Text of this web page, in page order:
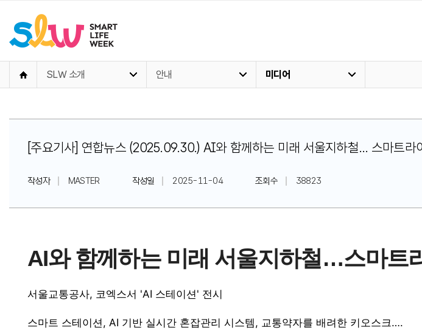
SLW 소개 안내 미디어
[주요기사] 연합뉴스 (2025.09.30.) AI와 함께하는 미래 서울지하철... 스마트라
작성자 MASTER 작성일 2025-11-04 조회수 38823
AI와 함께하는 미래 서울지하철…스마트
서울교통공사, 코엑스서 'AI 스테이션' 전시
스마트 스테이션, AI 기반 실시간 혼잡관리 시스템, 교통약자를 배려한 키오스크….